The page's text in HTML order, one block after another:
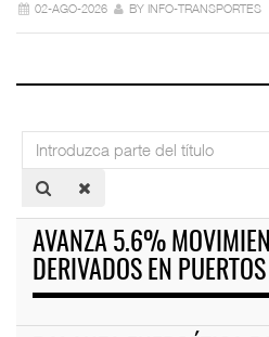
02-AGO-2026 BY INFO-TRANSPORTES
Introduzca
parte
del
AVANZA 5.6%
DERIVADOS EN PUERTOS